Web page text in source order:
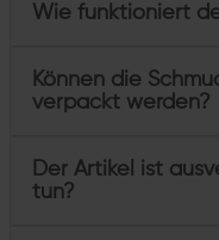
Wie funktioniert
Können die
verpackt werden?
Der Artikel ist
tun?